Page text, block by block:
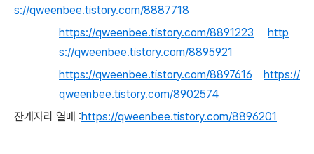
s://qweenbee.tistory.com/8887718
https://qweenbee.tistory.com/8891223
http
s://qweenbee.tistory.com/8895921
https://qweenbee.tistory.com/8897616
https://
qweenbee.tistory.com/8902574
잔개자리 열매 :https://qweenbee.tistory.com/8896201